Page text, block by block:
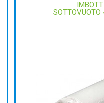
SOTTOVUOTO